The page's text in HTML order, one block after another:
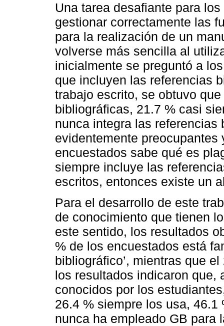
Una tarea desafiante para
gestionar correctamente las
para la realización de un
volverse más sencilla al
inicialmente se preguntó a
que incluyen las referencias
trabajo escrito, se obtuvo
bibliográficas, 21.7 % casi
nunca integra las referencias
evidentemente
encuestados sabe qué es
siempre incluye las
escritos, entonces existe un
Para el desarrollo de este
de conocimiento que tienen
este sentido, los resultados
% de los encuestados está
bibliográfico’, mientras que
los resultados indicaron que,
conocidos por los
26.4 % siempre los usa,
nunca ha empleado GB para